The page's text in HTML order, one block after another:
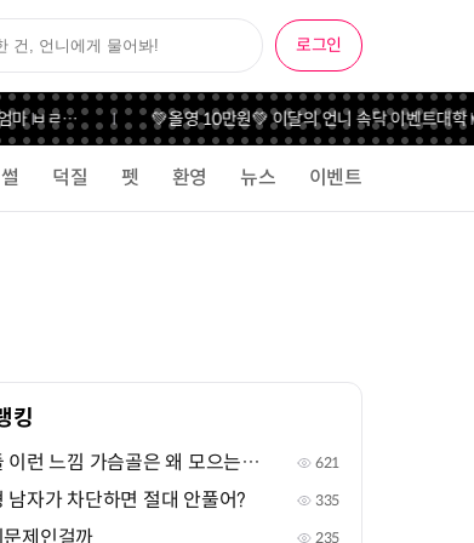
로그인
ㅂㄹ… 💚올영 10만원💚 이달의 언니 속닥 이벤트대학
썰 덕질 펫 환영 뉴스 이벤트
킹
언니들 이런 느낌 가슴골은 왜 모으는지 궁금해 621
남자가 차단하면 절대 안풀어? 335
제인걸까 235